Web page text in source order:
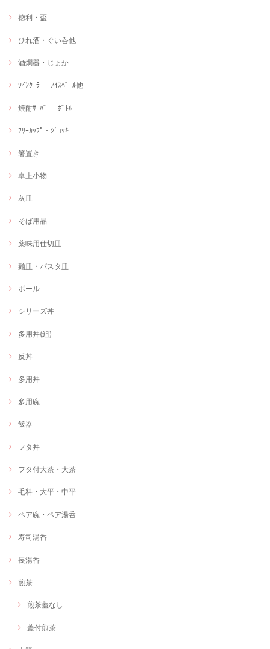
徳利・盃
ひれ酒・ぐい呑他
酒燗器・じょか
ﾜｲﾝｸｰﾗｰ・ｱｲｽﾍﾟｰﾙ他
焼酎ｻｰﾊﾞｰ・ﾎﾞﾄﾙ
ﾌﾘｰｶｯﾌﾟ・ｼﾞｮｯｷ
箸置き
卓上小物
灰皿
そば用品
薬味用仕切皿
麺皿・パスタ皿
ボール
シリーズ丼
多用丼(組)
反丼
多用丼
多用碗
飯器
フタ丼
フタ付大茶・大茶
毛料・大平・中平
ペア碗・ペア湯呑
寿司湯呑
長湯呑
煎茶
煎茶蓋なし
蓋付煎茶